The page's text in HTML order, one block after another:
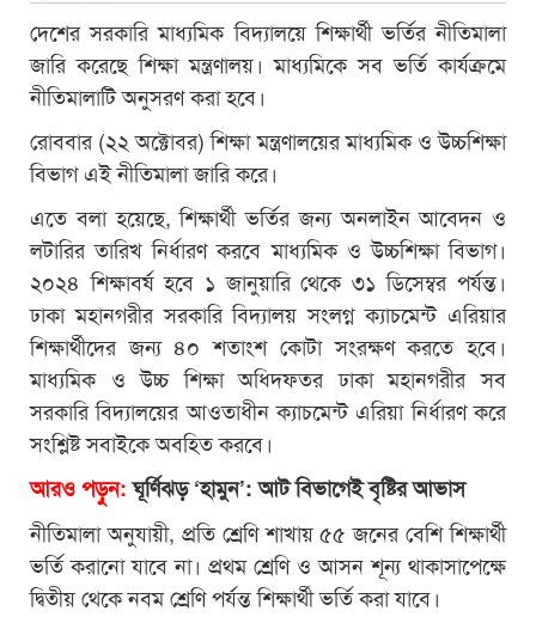
দেশের সরকারি মাধ্যমিক বিদ্যালয়ে শিক্ষার্থী ভর্তির নীতিমালা
জারি করেছে শিক্ষা মন্ত্রণালয়। মাধ্যমিকে সব ভর্তি কার্যক্রমে
নীতিমালাটি অনুসরণ করা হবে।
রোববার (২২ অক্টোবর) শিক্ষা মন্ত্রণালয়ের মাধ্যমিক ও উচ্চশিক্ষা
বিভাগ এই নীতিমালা জারি করে।
এতে বলা হয়েছে, শিক্ষার্থী ভর্তির জন্য অনলাইন আবেদন ও
লটারির তারিখ নির্ধারণ করবে মাধ্যমিক ও উচ্চশিক্ষা বিভাগ।
২০২৪ শিক্ষাবর্ষ হবে ১ জানুয়ারি থেকে ৩১ ডিসেম্বর পর্যন্ত।
ঢাকা মহানগরীর সরকারি বিদ্যালয় সংলগ্ন ক্যাচমেন্ট এরিয়ার
শিক্ষার্থীদের জন্য ৪০ শতাংশ কোটা সংরক্ষণ করতে হবে।
মাধ্যমিক ও উচ্চ শিক্ষা অধিদফতর ঢাকা মহানগরীর সব
সরকারি বিদ্যালয়ের আওতাধীন ক্যাচমেন্ট এরিয়া নির্ধারণ করে
সংশ্লিষ্ট সবাইকে অবহিত করবে।
আরও পড়ুন:ঘূর্ণিঝড় ‘হামুন’: আট বিভাগেই বৃষ্টির আভাস
নীতিমালা অনুযায়ী, প্রতি শ্রেণি শাখায় ৫৫ জনের বেশি শিক্ষার্থী
ভর্তি করানো যাবে না। প্রথম শ্রেণি ও আসন শূন্য থাকাসাপেক্ষে
দ্বিতীয় থেকে নবম শ্রেণি পর্যন্ত শিক্ষার্থী ভর্তি করা যাবে।